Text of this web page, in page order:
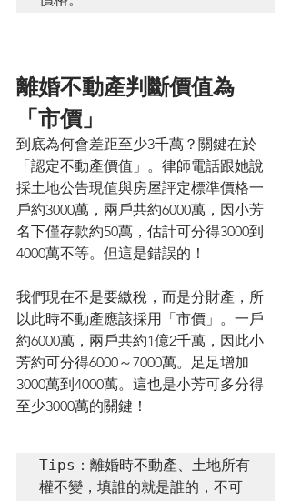
離婚不動產判斷價值為
「市價」
到底為何會差距至少3千萬？關鍵在於
「認定不動產價值」。律師電話跟她說
採土地公告現值與房屋評定標準價格一
戶約3000萬，兩戶共約6000萬，因小芳
名下僅存款約50萬，估計可分得3000到
4000萬不等。但這是錯誤的！
我們現在不是要繳稅，而是分財產，所
以此時不動產應該採用「市價」。一戶
約6000萬，兩戶共約1億2千萬，因此小
芳約可分得6000～7000萬。足足增加
3000萬到4000萬。這也是小芳可多分得
至少3000萬的關鍵！
Tips：離婚時不動產、土地所有
權不變，填誰的就是誰的，不可